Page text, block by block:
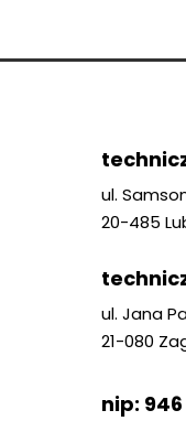
ul.
20-485
ul. Jana
21-080
nip: 946